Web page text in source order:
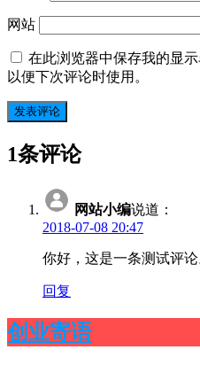
网站
在此浏览器中保存我的显
以便下次评论时使用。
1条评论
网站小编说道：
2018-07-08 20:47
你好，这是一条测试评论
回复
创业寄语